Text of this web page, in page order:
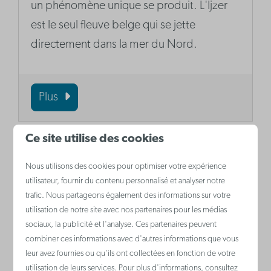
un phénomène unique se produit. L'Ijzer
est le seul fleuve belge qui se jette
directement dans la mer du Nord.
Plus
Ce site utilise des cookies
Nous utilisons des cookies pour optimiser votre expérience
utilisateur, fournir du contenu personnalisé et analyser notre
trafic. Nous partageons également des informations sur votre
utilisation de notre site avec nos partenaires pour les médias
sociaux, la publicité et l'analyse. Ces partenaires peuvent
combiner ces informations avec d'autres informations que vous
leur avez fournies ou qu'ils ont collectées en fonction de votre
utilisation de leurs services. Pour plus d'informations, consultez